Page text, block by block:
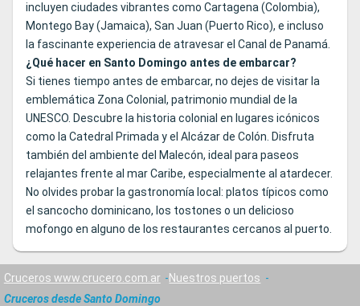
incluyen ciudades vibrantes como Cartagena (Colombia),
Montego Bay (Jamaica), San Juan (Puerto Rico), e incluso
la fascinante experiencia de atravesar el Canal de Panamá.
¿Qué hacer en Santo Domingo antes de embarcar?
Si tienes tiempo antes de embarcar, no dejes de visitar la
emblemática Zona Colonial, patrimonio mundial de la
UNESCO. Descubre la historia colonial en lugares icónicos
como la Catedral Primada y el Alcázar de Colón. Disfruta
también del ambiente del Malecón, ideal para paseos
relajantes frente al mar Caribe, especialmente al atardecer.
No olvides probar la gastronomía local: platos típicos como
el sancocho dominicano, los tostones o un delicioso
mofongo en alguno de los restaurantes cercanos al puerto.
Cruceros www.crucero.com.ar
Nuestros puertos
Cruceros desde Santo Domingo